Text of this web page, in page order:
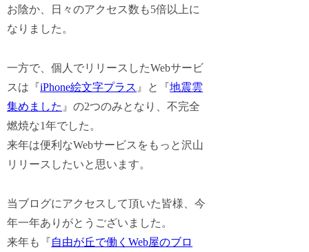
お陰か、日々のアクセス数も5倍以上に
なりました。
一方で、個人でリリースしたWebサービ
スは『iPhone絵文字プラス 』と『地震雲
集めました 』の2つのみとなり、不完全
燃焼な1年でした。
来年は便利なWebサービスをもっと沢山
リリースしたいと思います。
当ブログにアクセスして頂いた皆様、今
年一年ありがとうございました。
来年も『自由が丘で働くWeb屋のブロ